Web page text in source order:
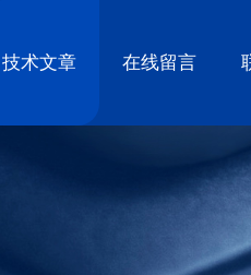
技术文章 在线留言